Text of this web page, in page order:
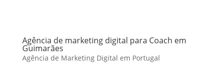
Agência de marketing digital para Coach em
Guimarães
Agência de Marketing Digital em Portugal